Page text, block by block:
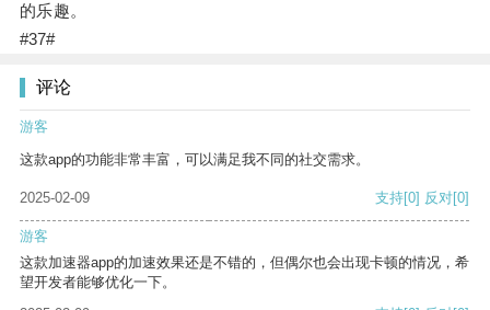
的乐趣。
#37#
评论
游客
这款app的功能非常丰富，可以满足我不同的社交需求。
2025-02-09 支持[0] 反对[0]
游客
这款加速器app的加速效果还是不错的，但偶尔也会出现卡顿的情况，希
望开发者能够优化一下。